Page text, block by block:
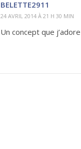
BELETTE2911
24 AVRIL 2014 À 21 H 30 MIN
Un concept que